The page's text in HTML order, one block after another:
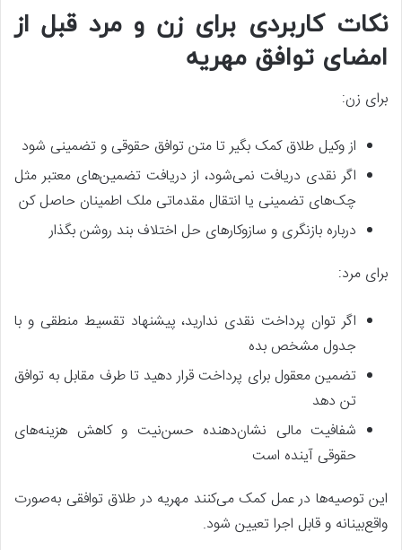
نکات کاربردی برای زن و مرد قبل از
امضای توافق مهریه
برای زن:
از وکیل طلاق کمک بگیر تا متن توافق حقوقی و تضمینی شود
اگر نقدی دریافت نمی‌شود، از دریافت تضمین‌های معتبر مثل
چک‌های تضمینی یا انتقال مقدماتی ملک اطمینان حاصل کن
درباره بازنگری و سازوکارهای حل اختلاف بند روشن بگذار
برای مرد:
اگر توان پرداخت نقدی ندارید، پیشنهاد تقسیط منطقی و با
جدول مشخص بده
تضمین معقول برای پرداخت قرار دهید تا طرف مقابل به توافق
تن دهد
شفافیت مالی نشان‌دهنده حسن‌نیت و کاهش هزینه‌های
حقوقی آینده است
این توصیه‌ها در عمل کمک می‌کنند مهریه در طلاق توافقی به‌صورت
واقع‌بینانه و قابل اجرا تعیین شود.